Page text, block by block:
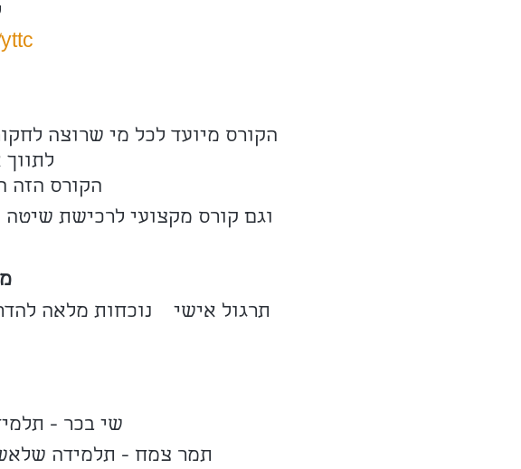
הקורס מיועד לכל מי שרוצה
הקורס הזה
וגם קורס מקצועי לרכישת שיטה
תרגול אישי נוכחות מלאה
שי בכר -
תמר צמח - תלמידה